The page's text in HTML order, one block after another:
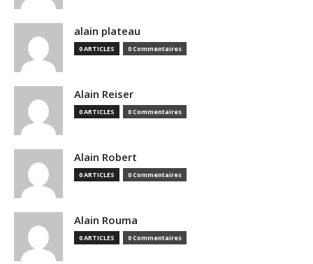
alain plateau
0 ARTICLES 0 Commentaires
Alain Reiser
0 ARTICLES 0 Commentaires
Alain Robert
0 ARTICLES 0 Commentaires
Alain Rouma
0 ARTICLES 0 Commentaires